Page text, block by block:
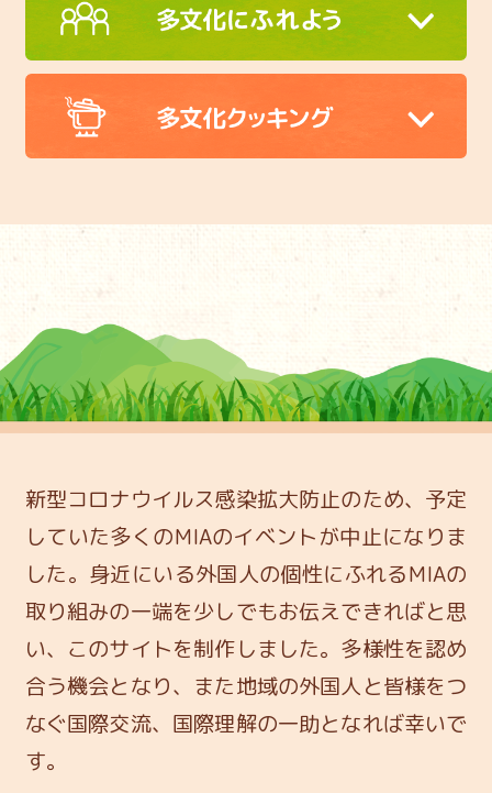
新型コロナウイルス感染拡大防止のため、予定
していた多くのMIAのイベントが中止になりま
した。身近にいる外国人の個性にふれるMIAの
取り組みの一端を少しでもお伝えできればと思
い、このサイトを制作しました。多様性を認め
合う機会となり、また地域の外国人と皆様をつ
なぐ国際交流、国際理解の一助となれば幸いで
す。